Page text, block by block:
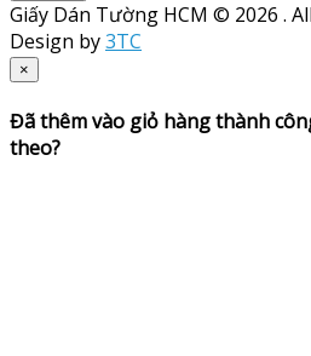
Giấy Dán Tường HCM © 2026 .
Design by3TC
×
Đã thêm vào giỏ hàng thành
theo?